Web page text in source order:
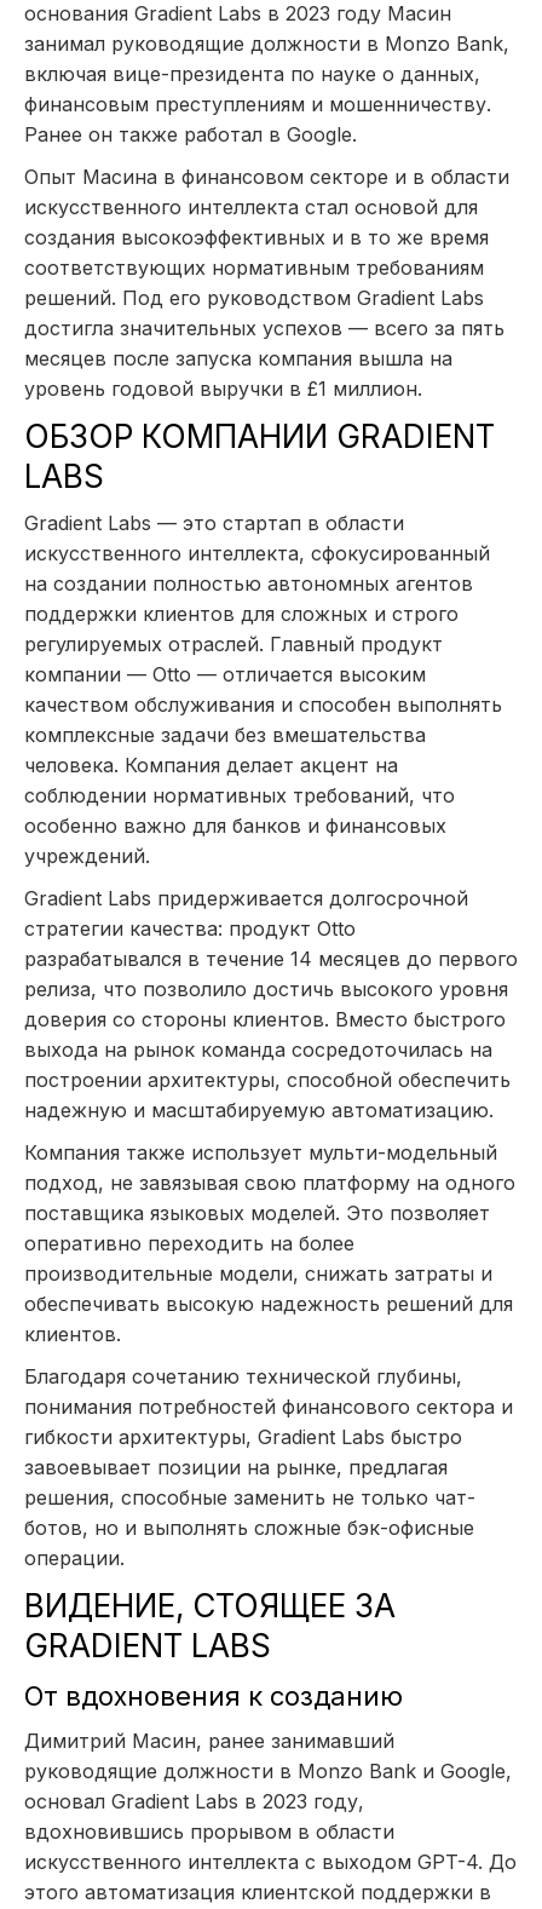
основания Gradient Labs в 2023 году Масин
занимал руководящие должности в Monzo Bank,
включая вице-президента по науке о данных,
финансовым преступлениям и мошенничеству.
Ранее он также работал в Google.
Опыт Масина в финансовом секторе и в области
искусственного интеллекта стал основой для
создания высокоэффективных и в то же время
соответствующих нормативным требованиям
решений. Под его руководством Gradient Labs
достигла значительных успехов — всего за пять
месяцев после запуска компания вышла на
уровень годовой выручки в £1 миллион.
ОБЗОР КОМПАНИИ GRADIENT
LABS
Gradient Labs — это стартап в области
искусственного интеллекта, сфокусированный
на создании полностью автономных агентов
поддержки клиентов для сложных и строго
регулируемых отраслей. Главный продукт
компании — Otto — отличается высоким
качеством обслуживания и способен выполнять
комплексные задачи без вмешательства
человека. Компания делает акцент на
соблюдении нормативных требований, что
особенно важно для банков и финансовых
учреждений.
Gradient Labs придерживается долгосрочной
стратегии качества: продукт Otto
разрабатывался в течение 14 месяцев до первого
релиза, что позволило достичь высокого уровня
доверия со стороны клиентов. Вместо быстрого
выхода на рынок команда сосредоточилась на
построении архитектуры, способной обеспечить
надежную и масштабируемую автоматизацию.
Компания также использует мульти-модельный
подход, не завязывая свою платформу на одного
поставщика языковых моделей. Это позволяет
оперативно переходить на более
производительные модели, снижать затраты и
обеспечивать высокую надежность решений для
клиентов.
Благодаря сочетанию технической глубины,
понимания потребностей финансового сектора и
гибкости архитектуры, Gradient Labs быстро
завоевывает позиции на рынке, предлагая
решения, способные заменить не только чат-
ботов, но и выполнять сложные бэк-офисные
операции.
ВИДЕНИЕ, СТОЯЩЕЕ ЗА
GRADIENT LABS
От вдохновения к созданию
Димитрий Масин, ранее занимавший
руководящие должности в Monzo Bank и Google,
основал Gradient Labs в 2023 году,
вдохновившись прорывом в области
искусственного интеллекта с выходом GPT-4. До
этого автоматизация клиентской поддержки в